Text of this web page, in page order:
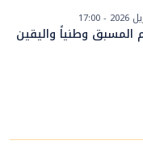
بين الحسم المسبق وطنياً واليقين